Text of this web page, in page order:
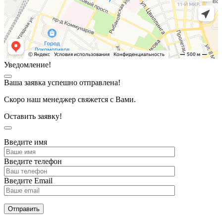
Уведомление!
Ваша заявка успешно отправлена!
Скоро наш менеджер свяжется с Вами.
Оставить заявку!
Введите имя
Введите телефон
Введите Email
Отправить